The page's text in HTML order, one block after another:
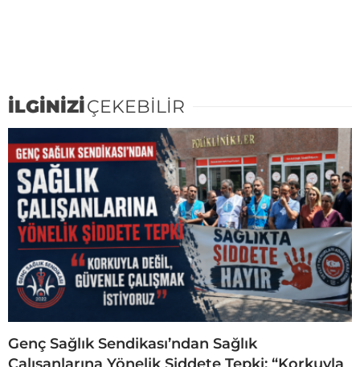
İLGİNİZİÇEKEBİLİR
Genç Sağlık Sendikası’ndan Sağlık